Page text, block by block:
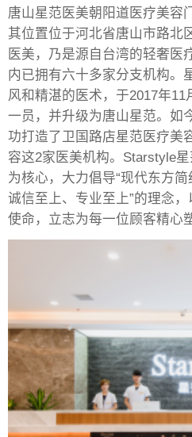
唐山星范医美朝阳道医疗美容
其位置位于河北省唐山市路北
医美，乃是源自台湾的轻奢医
内已拥有六十多家分支机构。
风和精湛的医术，于2017年
一员，并升级为唐山星范。如
功打造了卫国路店星范医疗美
容这2家医美机构。Starstyle
为核心，大力倡导“现代东方简
诚信至上、专业至上”的理念，
使命，立志为每一位顾客精心